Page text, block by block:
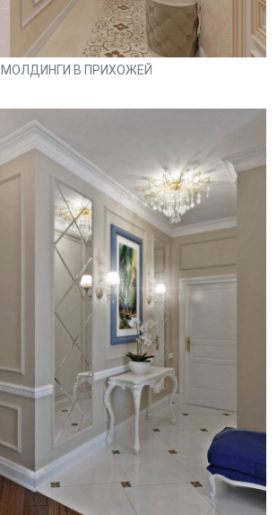
МОЛДИНГИ В ПРИХОЖЕЙ